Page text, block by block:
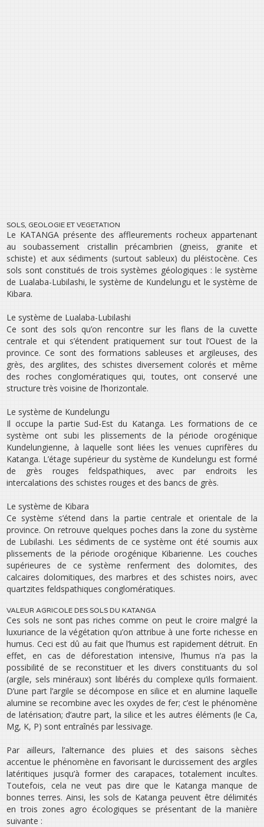
SOLS, GEOLOGIE ET VEGETATION
Le KATANGA présente des affleurements rocheux appartenant
au soubassement cristallin précambrien (gneiss, granite et
schiste) et aux sédiments (surtout sableux) du pléistocène. Ces
sols sont constitués de trois systèmes géologiques : le système
de Lualaba-Lubilashi, le système de Kundelungu et le système de
Kibara.
Le système de Lualaba-Lubilashi
Ce sont des sols qu’on rencontre sur les flans de la cuvette
centrale et qui s’étendent pratiquement sur tout l’Ouest de la
province. Ce sont des formations sableuses et argileuses, des
grès, des argilites, des schistes diversement colorés et même
des roches conglomératiques qui, toutes, ont conservé une
structure très voisine de l’horizontale.
Le système de Kundelungu
Il occupe la partie Sud-Est du Katanga. Les formations de ce
système ont subi les plissements de la période orogénique
Kundelungienne, à laquelle sont liées les venues cuprifères du
Katanga. L’étage supérieur du système de Kundelungu est formé
de grès rouges feldspathiques, avec par endroits les
intercalations des schistes rouges et des bancs de grès.
Le système de Kibara
Ce système s’étend dans la partie centrale et orientale de la
province. On retrouve quelques poches dans la zone du système
de Lubilashi. Les sédiments de ce système ont été soumis aux
plissements de la période orogénique Kibarienne. Les couches
supérieures de ce système renferment des dolomites, des
calcaires dolomitiques, des marbres et des schistes noirs, avec
quartzites feldspathiques conglomératiques.
VALEUR AGRICOLE DES SOLS DU KATANGA
Ces sols ne sont pas riches comme on peut le croire malgré la
luxuriance de la végétation qu’on attribue à une forte richesse en
humus. Ceci est dû au fait que l’humus est rapidement détruit. En
effet, en cas de déforestation intensive, l’humus n’a pas la
possibilité de se reconstituer et les divers constituants du sol
(argile, sels minéraux) sont libérés du complexe qu’ils formaient.
D’une part l’argile se décompose en silice et en alumine laquelle
alumine se recombine avec les oxydes de fer; c’est le phénomène
de latérisation; d’autre part, la silice et les autres éléments (le Ca,
Mg, K, P) sont entraînés par lessivage.
Par ailleurs, l’alternance des pluies et des saisons sèches
accentue le phénomène en favorisant le durcissement des argiles
latéritiques jusqu’à former des carapaces, totalement incultes.
Toutefois, cela ne veut pas dire que le Katanga manque de
bonnes terres. Ainsi, les sols de Katanga peuvent être délimités
en trois zones agro écologiques se présentant de la manière
suivante :